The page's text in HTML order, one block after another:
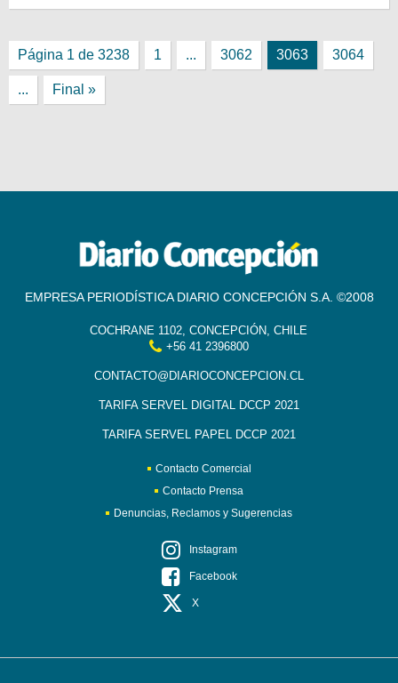
Página 1 de 3238 1 ... 3062 3063 3064
... Final »
EMPRESA PERIODÍSTICA DIARIO CONCEPCIÓN S.A. ©2008
COCHRANE 1102, CONCEPCIÓN, CHILE
+56 41 2396800
CONTACTO@DIARIOCONCEPCION.CL
TARIFA SERVEL DIGITAL DCCP 2021
TARIFA SERVEL PAPEL DCCP 2021
Contacto Comercial
Contacto Prensa
Denuncias, Reclamos y Sugerencias
Instagram
Facebook
X